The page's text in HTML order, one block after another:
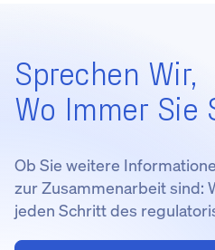
Sprechen Wir,
Wo Immer Sie
Ob Sie weitere
zur Zusammenarbeit sind:
jeden Schritt des